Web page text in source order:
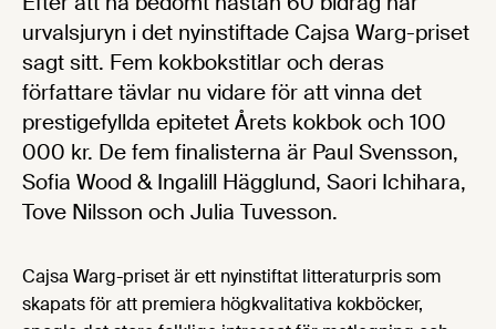
urvalsjuryn i det nyinstiftade Cajsa Warg-priset
sagt sitt. Fem kokbokstitlar och deras
författare tävlar nu vidare för att vinna det
prestigefyllda epitetet Årets kokbok och 100
000 kr. De fem finalisterna är Paul Svensson,
Sofia Wood & Ingalill Hägglund, Saori Ichihara,
Tove Nilsson och Julia Tuvesson.
Cajsa Warg-priset är ett nyinstiftat litteraturpris som
skapats för att premiera högkvalitativa kokböcker,